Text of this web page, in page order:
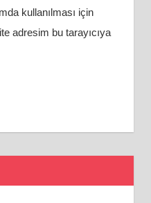
kullanılması için
adresim bu tarayıcıya